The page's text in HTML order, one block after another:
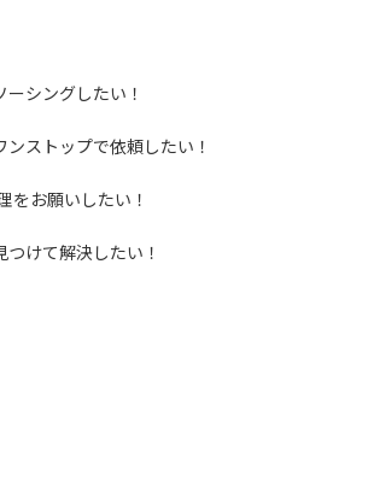
シングしたい！
ストップで依頼したい！
をお願いしたい！
けて解決したい！